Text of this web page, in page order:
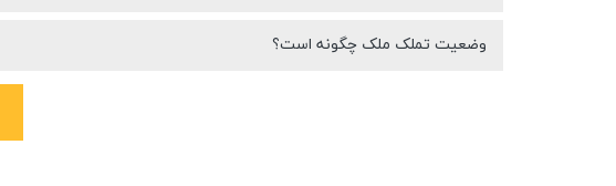
وضعیت تملک ملک چگونه است؟